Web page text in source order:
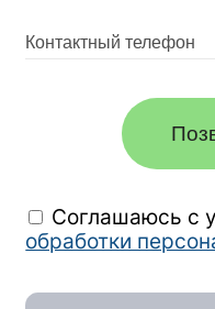
Соглашаюсь с
обработки